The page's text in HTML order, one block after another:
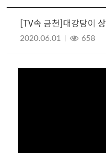
[TV속 금천]대강당이
2020.06.01 658